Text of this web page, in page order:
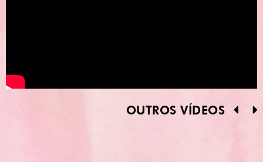
OUTROS VÍDEOS